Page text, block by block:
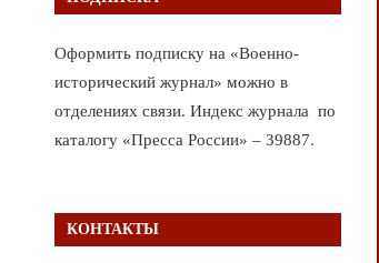
Оформить подписку на «Военно-
исторический журнал» можно в
отделениях связи. Индекс журнала по
каталогу «Пресса России» – 39887.
КОНТАКТЫ